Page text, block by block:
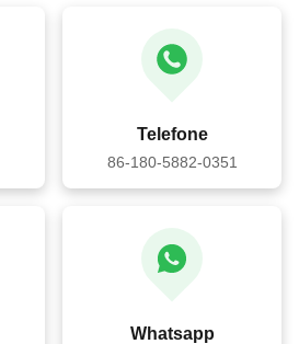
Telefone
86-180-5882-0351
Whatsapp